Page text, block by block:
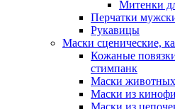
Митенки
Перчатки
Рукавицы
Маски сценические,
Кожаные
стимпанк
Маски животных
Маски из
Маски из